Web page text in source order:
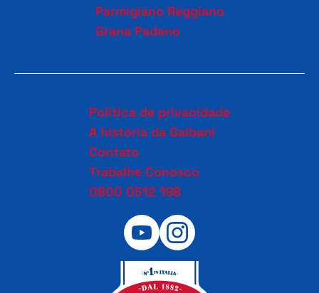
Parmigiano Reggiano
Grana Padano
Política de privacidade
A história da Galbani
Contato
Trabalhe Conosco
0800 0512 198